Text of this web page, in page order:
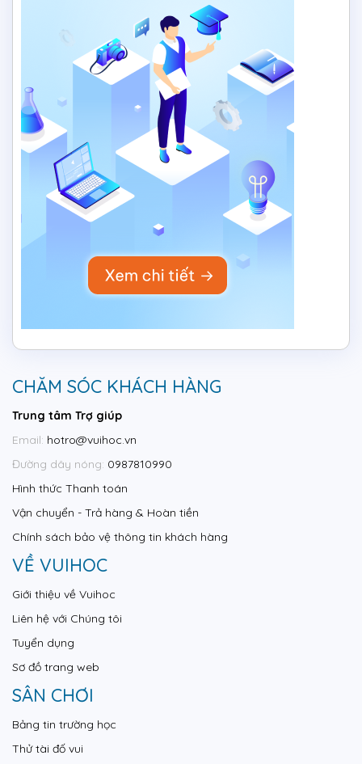
CHĂM SÓC KHÁCH HÀNG
Trung tâm Trợ giúp
Email: hotro@vuihoc.vn
Đường dây nóng: 0987810990
Hình thức Thanh toán
Vận chuyển - Trả hàng & Hoàn tiền
Chính sách bảo vệ thông tin khách hàng
VỀ VUIHOC
Giới thiệu về Vuihoc
Liên hệ với Chúng tôi
Tuyển dụng
Sơ đồ trang web
SÂN CHƠI
Bảng tin trường học
Thử tài đố vui